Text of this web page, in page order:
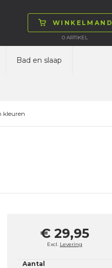
WINKELMAND
0 ARTIKEL
Bad en slaap
kleuren
€ 29,95
Excl. Levering
Aantal